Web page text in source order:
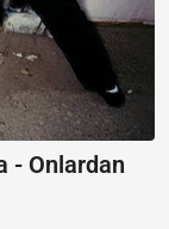
- Onlardan